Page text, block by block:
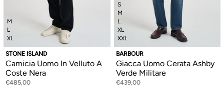
M
L
XL
STONE ISLAND
Camicia Uomo In Velluto A
Coste Nera
€485,00
S
M
L
XL
XXL
BARBOUR
Giacca Uomo Cerata Ashby
Verde Militare
€439,00